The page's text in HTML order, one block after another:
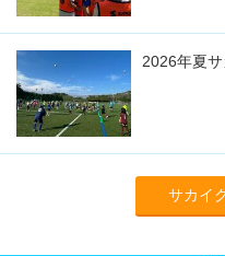
2026年夏サ
サカイ